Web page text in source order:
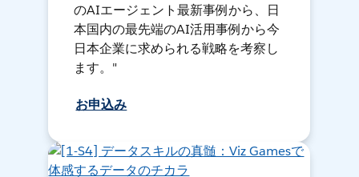
のAIエージェント最新事例から、日
本国内の最先端のAI活用事例から今
日本企業に求められる戦略を考察し
ます。"
お申込み